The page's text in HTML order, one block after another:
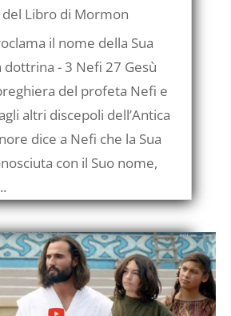
del Libro di Mormon
il nome della Sua
dottrina - 3 Nefi 27 Gesù
del profeta Nefi e
altri discepoli dell’Antica
dice a Nefi che la Sua
con il Suo nome,